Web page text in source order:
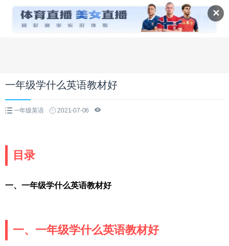
✕
一年级学什么英语教材好
一年级英语 2021-07-06
目录
一、一年级学什么英语教材好
一、一年级学什么英语教材好